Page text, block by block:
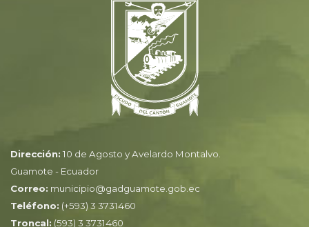
Dirección: 10 de Agosto y Avelardo Montalvo.
Guamote - Ecuador
Correo: municipio@gadguamote.gob.ec
Teléfono: (+593) 3 3731460
Troncal: (593) 3 3731460